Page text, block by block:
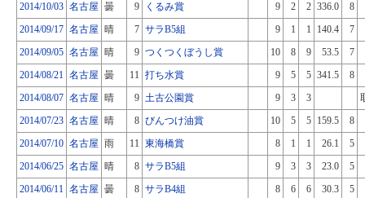
2014/10/03 名古屋 曇 9 くるみ賞 9 2 2 336.0
8
2014/09/17 名古屋 晴 7 サラB5組 9 1 1 140.4
7
2014/09/05 名古屋 晴 9 つくつくぼうし賞 10 8 9 53.5
7
2014/08/21 名古屋 曇 11 打ち水賞 9 5 5 341.5
8
2014/08/07 名古屋 晴 9 土古公園賞 9 3 3
2014/07/23 名古屋 晴 8 びんつけ油賞 10 5 5 159.5
8
2014/07/10 名古屋 雨 11 東海橋賞 8 1 1 26.1
5
2014/06/25 名古屋 晴 8 サラB5組 9 3 3 23.0
5
2014/06/11 名古屋 曇 8 サラB4組 8 6 6 30.3
5